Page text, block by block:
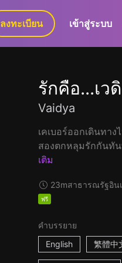
GaLa+
ลงทะเบียน เข้าสู่ระบบ
รักคือ...เว
Vaidya
เคเบอร์ออกเดินทาง
สองตกหลุมรักกันทัน
เติม
23mสาธารณรัฐอิน
ฟรี
คำบรรยาย
English
繁體中